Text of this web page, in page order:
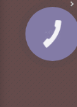
КНОПКА
ЗВ'ЯЗКУ